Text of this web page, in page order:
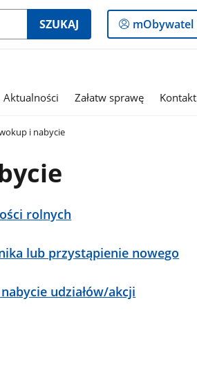
SZUKAJ
Logowanie
do
mObywatel
Aktualności Załatw sprawę Kontakt
i nabycie
rolnych
lub przystąpienie nowego
udziałów/akcji